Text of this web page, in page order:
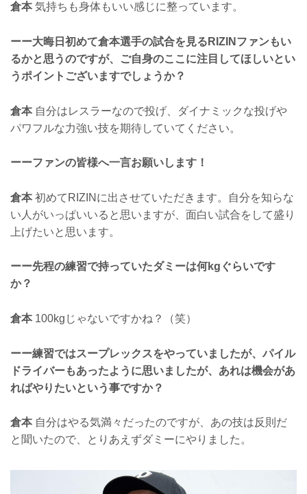
倉本気持ちも身体もいい感じに整っています。
ーー大晦日初めて倉本選手の試合を見るRIZINファンもい
るかと思うのですが、ご自身のここに注目してほしいとい
うポイントございますでしょうか？
倉本自分はレスラーなので投げ、ダイナミックな投げや
パワフルな力強い技を期待していてください。
ーーファンの皆様へ一言お願いします！
倉本初めてRIZINに出させていただきます。自分を知らな
い人がいっぱいいると思いますが、面白い試合をして盛り
上げたいと思います。
ーー先程の練習で持っていたダミーは何kgぐらいです
か？
倉本100kgじゃないですかね？（笑）
ーー練習ではスープレックスをやっていましたが、パイル
ドライバーもあったように思いましたが、あれは機会があ
ればやりたいという事ですか？
倉本自分はやる気満々だったのですが、あの技は反則だ
と聞いたので、とりあえずダミーにやりました。